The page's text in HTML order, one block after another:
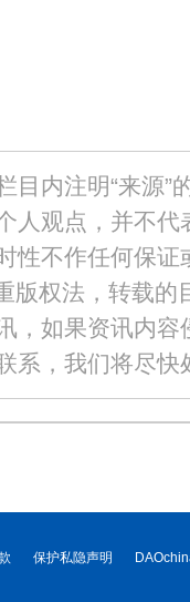
目内注明“来源”
人观点，并不
性不作任何保
版权法，转载的
，如果资讯内
系，我们将尽快
保护私隐声明